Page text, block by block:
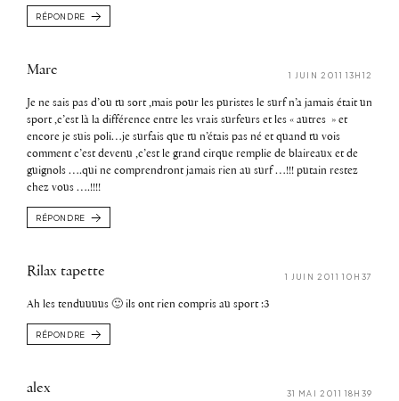
RÉPONDRE
Marc 1 JUIN 2011 13H12
Je ne sais pas d’ou tu sort ,mais pour les puristes le surf n’a jamais était un
sport ,c’est là la différence entre les vrais surfeurs et les « autres » et
encore je suis poli…je surfais que tu n’étais pas né et quand tu vois
comment c’est devenu ,c’est le grand cirque remplie de blaireaux et de
guignols ….qui ne comprendront jamais rien au surf …!!! putain restez
chez vous ….!!!!
RÉPONDRE
Rilax tapette 1 JUIN 2011 10H37
Ah les tenduuuus 🙂 ils ont rien compris au sport :3
RÉPONDRE
alex 31 MAI 2011 18H39